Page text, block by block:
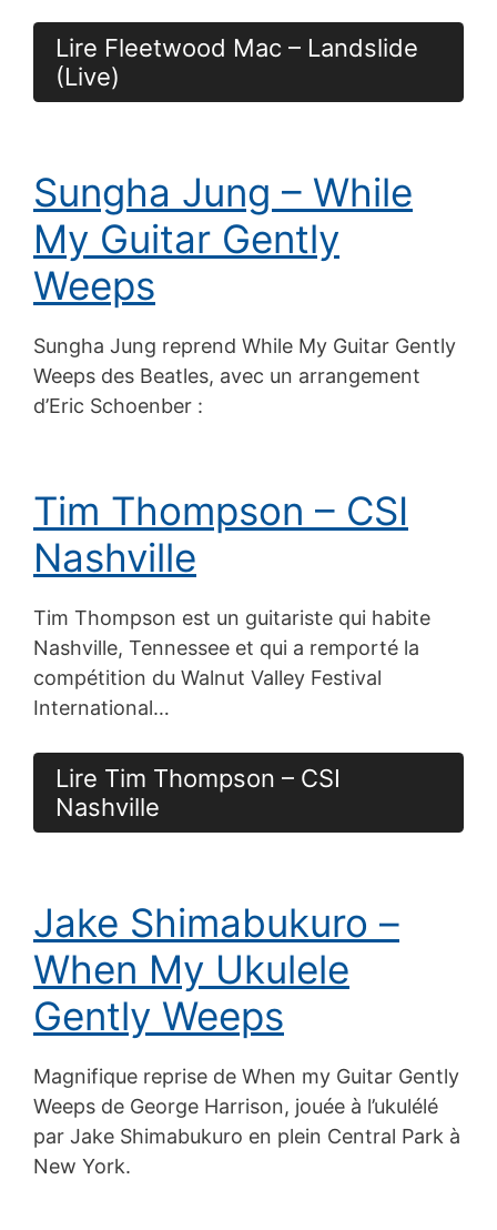
Lire Fleetwood Mac – Landslide
(Live)
Sungha Jung – While
My Guitar Gently
Weeps
Sungha Jung reprend While My Guitar Gently
Weeps des Beatles, avec un arrangement
d’Eric Schoenber :
Tim Thompson – CSI
Nashville
Tim Thompson est un guitariste qui habite
Nashville, Tennessee et qui a remporté la
compétition du Walnut Valley Festival
International…
Lire Tim Thompson – CSI
Nashville
Jake Shimabukuro –
When My Ukulele
Gently Weeps
Magnifique reprise de When my Guitar Gently
Weeps de George Harrison, jouée à l’ukulélé
par Jake Shimabukuro en plein Central Park à
New York.